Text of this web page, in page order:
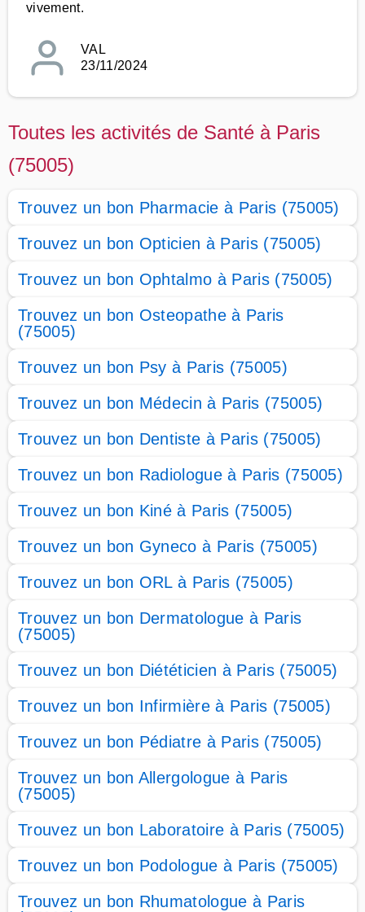
vivement.
VAL
23/11/2024
Toutes les activités de Santé à Paris
(75005)
Trouvez un bon Pharmacie à Paris (75005)
Trouvez un bon Opticien à Paris (75005)
Trouvez un bon Ophtalmo à Paris (75005)
Trouvez un bon Osteopathe à Paris
(75005)
Trouvez un bon Psy à Paris (75005)
Trouvez un bon Médecin à Paris (75005)
Trouvez un bon Dentiste à Paris (75005)
Trouvez un bon Radiologue à Paris (75005)
Trouvez un bon Kiné à Paris (75005)
Trouvez un bon Gyneco à Paris (75005)
Trouvez un bon ORL à Paris (75005)
Trouvez un bon Dermatologue à Paris
(75005)
Trouvez un bon Diététicien à Paris (75005)
Trouvez un bon Infirmière à Paris (75005)
Trouvez un bon Pédiatre à Paris (75005)
Trouvez un bon Allergologue à Paris
(75005)
Trouvez un bon Laboratoire à Paris (75005)
Trouvez un bon Podologue à Paris (75005)
Trouvez un bon Rhumatologue à Paris